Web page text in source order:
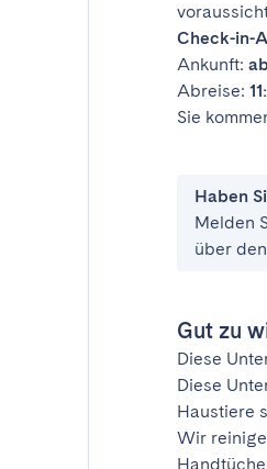
Check-in-
Ankunft:
Abreise:
Sie
Haben
Melden
über den
Gut zu
Diese
Diese
Haustiere
Wir